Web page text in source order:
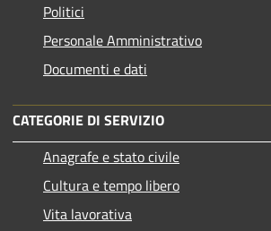
Politici
Personale Amministrativo
Documenti e dati
CATEGORIE DI SERVIZIO
Anagrafe e stato civile
Cultura e tempo libero
Vita lavorativa